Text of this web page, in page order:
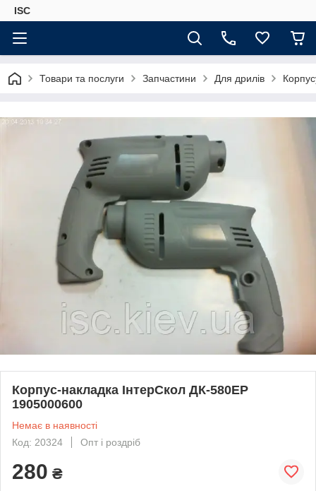
ISC
Товари та послуги Запчастини Для дрилів
Корпус-накладка ІнтерСкол ДК-580ЕР
1905000600
Немає в наявності
Код: 20324
Опт і роздріб
280 ₴